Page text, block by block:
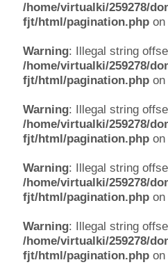
/home/virtualki/259278/
fjt/html/pagination.php
Warning: Illegal string
/home/virtualki/259278/
fjt/html/pagination.php
Warning: Illegal string
/home/virtualki/259278/
fjt/html/pagination.php
Warning: Illegal string
/home/virtualki/259278/
fjt/html/pagination.php
Warning: Illegal string
/home/virtualki/259278/
fjt/html/pagination.php